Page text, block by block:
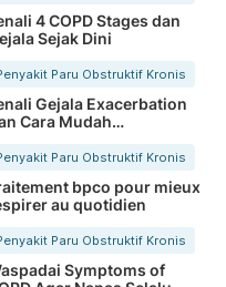
4 COPD Stages dan
Sejak Dini
Paru Obstruktif Kronis
Gejala Exacerbation
Cara Mudah
Paru Obstruktif Kronis
bpco pour mieux
au quotidien
Paru Obstruktif Kronis
Symptoms of